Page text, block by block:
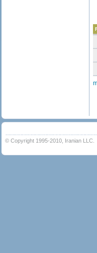
© Copyright 1995-2010, Iranian LLC.